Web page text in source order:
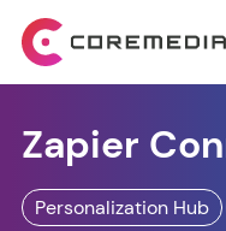
Zapier
Personalization Hub